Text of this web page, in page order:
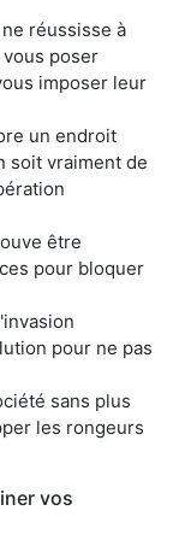
réussisse à
poser
imposer leur
un endroit
soit vraiment de
être
pour bloquer
pour ne pas
sans plus
les rongeurs
vos